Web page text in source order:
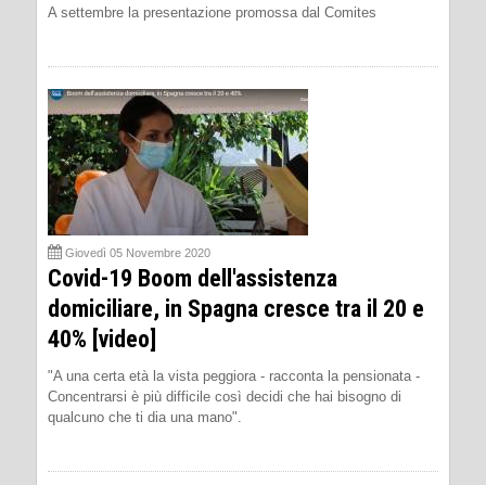
A settembre la presentazione promossa dal Comites
Giovedì 05 Novembre 2020
Covid-19 Boom dell'assistenza
domiciliare, in Spagna cresce tra il 20 e
40% [video]
"A una certa età la vista peggiora - racconta la pensionata -
Concentrarsi è più difficile così decidi che hai bisogno di
qualcuno che ti dia una mano".